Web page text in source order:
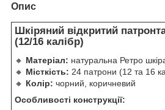
Опис
Шкіряний відкритий
(12/16 калібр)
🔸 Матеріал: натуральна Ретро
🔸 Місткість: 24 патрони (12 та 16
🔸 Колір: чорний, коричневий
Особливості конструкції: